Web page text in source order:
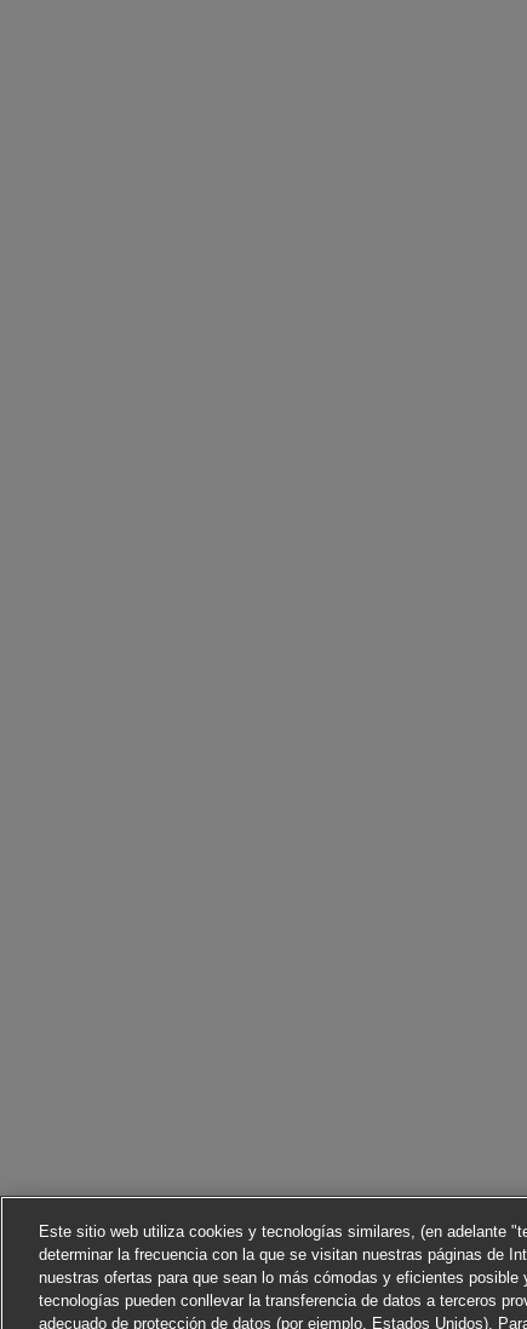
Este sitio web utiliza cookies y tecnologías similares, (en adelante
determinar la frecuencia con la que se visitan nuestras páginas de
nuestras ofertas para que sean lo más cómodas y eficientes
tecnologías pueden conllevar la transferencia de datos a terceros
adecuado de protección de datos (por ejemplo, Estados Unidos).